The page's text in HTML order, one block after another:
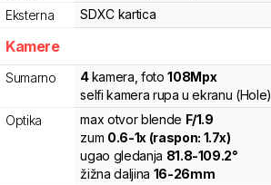
Eksterna
SDXC kartica
Kamere
Sumarno 4kamera foto108Mpx
selfi kamera rupa u ekranu (Hole)
Optika
max otvor blende F/1.9
zum 0.6-1x (raspon: 1.7x)
ugao gledanja 81.8-109.2°
žižna daljina 16-26mm